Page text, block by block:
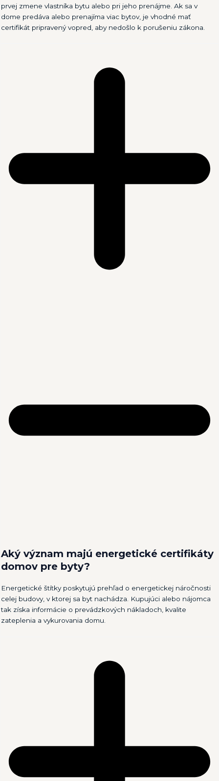
prvej zmene vlastníka bytu alebo pri jeho prenájme. Ak sa v
dome predáva alebo prenajíma viac bytov, je vhodné mať
certifikát pripravený vopred, aby nedošlo k porušeniu zákona.
Aký význam majú energetické certifikáty
domov pre byty?
Energetické štítky poskytujú prehľad o energetickej náročnosti
celej budovy, v ktorej sa byt nachádza. Kupujúci alebo nájomca
tak získa informácie o prevádzkových nákladoch, kvalite
zateplenia a vykurovania domu.